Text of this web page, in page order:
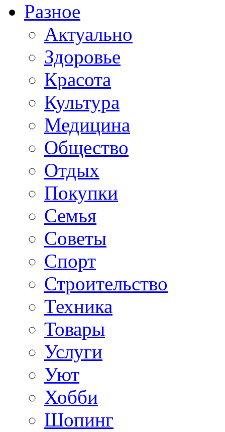
Разное
Актуально
Здоровье
Красота
Культура
Медицина
Общество
Отдых
Покупки
Семья
Советы
Спорт
Строительство
Техника
Товары
Услуги
Уют
Хобби
Шопинг